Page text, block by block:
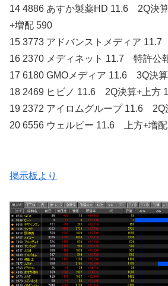
14 4886 あすか製薬HD 11.6 2Q決
+増配 590
15 3773 アドバンストメディア
16 2370 メディネット 11.7 特許公
17 6180 GMOメディア 11.6 3Q決
18 2469 ヒビノ 11.6 2Q決算+上方
19 2372 アイロムグループ 11.6 2Q
20 6556 ウェルビー 11.6 上方+増
掲示板より